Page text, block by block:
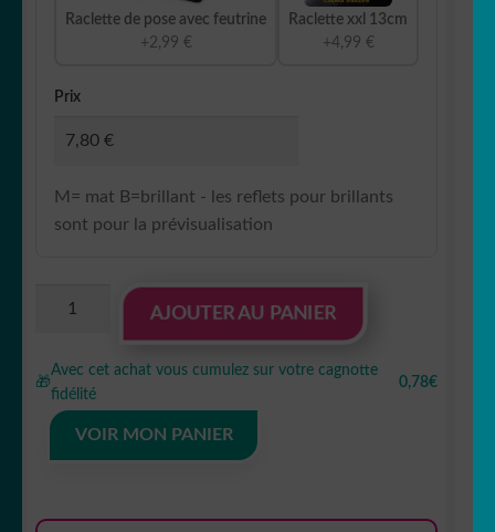
Raclette de pose avec feutrine
+2,99 €
Raclette xxl 13cm
+4,99 €
Prix
M= mat B=brillant - les reflets pour brillants
sont pour la prévisualisation
autocollant
France
AJOUTER AU PANIER
🎁
Avec cet achat vous cumulez sur votre cagnotte
fidélité
0,78€
VOIR MON PANIER